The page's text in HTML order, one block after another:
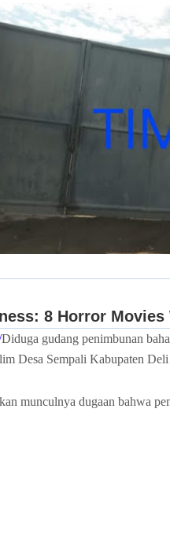
Diduga gudang penimbunan
Desa Sempali Kabupaten Deli
munculnya dugaan bahwa